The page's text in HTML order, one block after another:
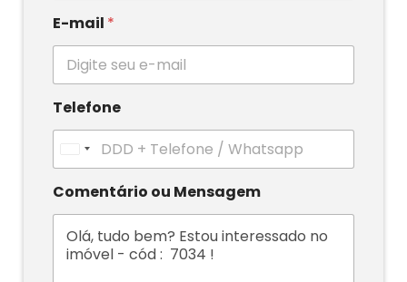
E-mail *
Telefone
n
i
d
S
Comentário ou Mensagem